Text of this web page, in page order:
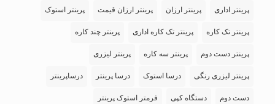
پرینتر اداری پرینتر ارزان پرینتر ارزان قیمت پرینتر استوک
پرینتر تک کاره پرینتر تک کاره اداری پرینتر چند کاره
پرینتر دست دوم پرینتر سه کاره پرینتر لیزری
پرینتر لیزری رنگی درسا استوک درسا پرینتر درساپرینتر
دست دوم دستگاه کپی فرمتر استوک پرینتر